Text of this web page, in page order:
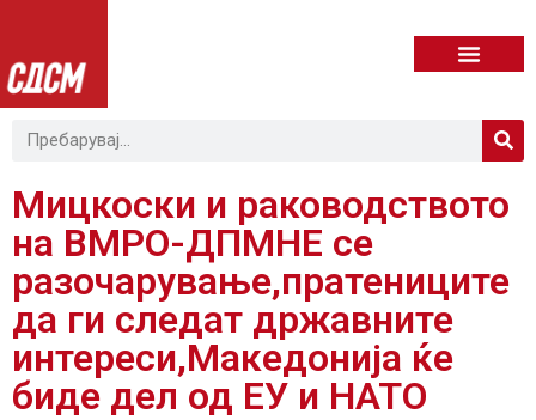
Мицкоски и раководството
на ВМРО-ДПМНЕ се
разочарување,пратениците
да ги следат државните
интереси,Македонија ќе
биде дел од ЕУ и НАТО